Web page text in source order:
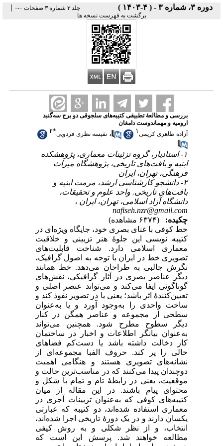
دوره ۳، شماره ۳ - ( ۴-۱۴۰۳ ) جلد ۳ شماره ۳ صفحات ۰-۰ |
برگشت به فهرست نسخه ها
بررسی و مطالعۀ تطبیقی کتیبه‌های سلجوقی دو برج سه‌گنبد
ارومیه و مهماندوست دامغان
آزاده طاهری کریمی۱ ، نفیسه نظری فردویی*۲
۱- استادیار، گروه تزئینات معماری، پژوهشکده
ابنیه و بافت‌های تاریخی، پژوهشگاه میراث
فرهنگی، تهران، ایران
۲- دانشجو کارشناسی ارشد، مرمت ابنیه و
بافت‌های تاریخی. واحد علوم و تحقیقات،
دانشگاه آزاد اسلامی، تهران، ایران ،
nafiseh.nzr@gmail.com
چکیده:
(۶۳۷۴ مشاهده)
خط کوفی با غنای بصری خود، جایگاه ویژه‌ای در
کتیبه‌ نویسی این جلوۀ هنر تزیینی و خلاقیت
معماری اسلامی دارد. شناخت قابلیت‌های
تصویری خط در ایران با توجه به اصول گرافیک،
نگرش جالبی به طراحان می‌دهد. خط همانند
دیگر عناصر بصری در آثار گرافیکی، نقش‌های
گوناگونی ایفا می‌کند و می‌تواند عنصر اصلی و
تعیین‌کنندۀ اثر باشد؛ یعنی یا در تصویر نفوذ کند و
ساخت واحدی را به‌وجود آورد و یا به‌عنوان
سطحی از مجموعه و عناصر همگن در کنار
دیگر سطوح مطرح شود. همچنین می‌تواند
به‌عنوان بیانگر اطلاعات و اخبار در ساختمان
کار دخالت داشته باشد یا دست‌کم فضاهای
خالی را پر کند. حروف الفبا مجموعه‌ای از
نشانه‌های تصویری هستند و هنگامی اهمیت
دوچندان پیدا می‌کنند که در مناسب‌ترین حالت و
موقعیت، یعنی در رابطۀ تام و تمام با شکل و
محتوای پیام باشند. در این مقاله از میان
کتیبه‌های کوفی که به‌عنوان تزیینات آجری در
معماری استفاده شده‌اند، دو کتیبه که عبارتی
یکسان دارند و در یک دورۀ تاریخی اجرا شده‌اند،
انتخاب، و از نظر شکلی و به روش کیفی
مطالعه خواهند شد. پرسش این است که